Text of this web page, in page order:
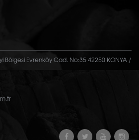
Bölgesi Evrenköy Cad. No:35 42250 KONYA /